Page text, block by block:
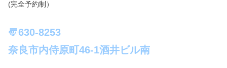
(完全予約制）
〠630-8253
奈良市内侍原町46-1酒井ビル南